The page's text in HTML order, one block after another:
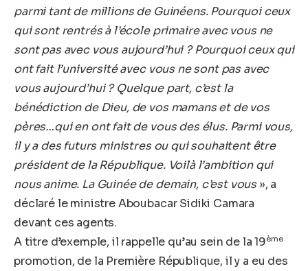
parmi tant de millions de Guinéens. Pourquoi ceux
qui sont rentrés à l’école primaire avec vous ne
sont pas avec vous aujourd’hui ? Pourquoi ceux qui
ont fait l’université avec vous ne sont pas avec
vous aujourd’hui ? Quelque part, c’est la
bénédiction de Dieu, de vos mamans et de vos
pères…qui en ont fait de vous des élus. Parmi vous,
il y a des futurs ministres ou qui souhaitent être
président de la République. Voilà l’ambition qui
nous anime. La Guinée de demain, c’est vous », a
déclaré le ministre Aboubacar Sidiki Camara
devant ces agents.
A titre d’exemple, il rappelle qu’au sein de la 19ème
promotion, de la Première République, il y a eu des